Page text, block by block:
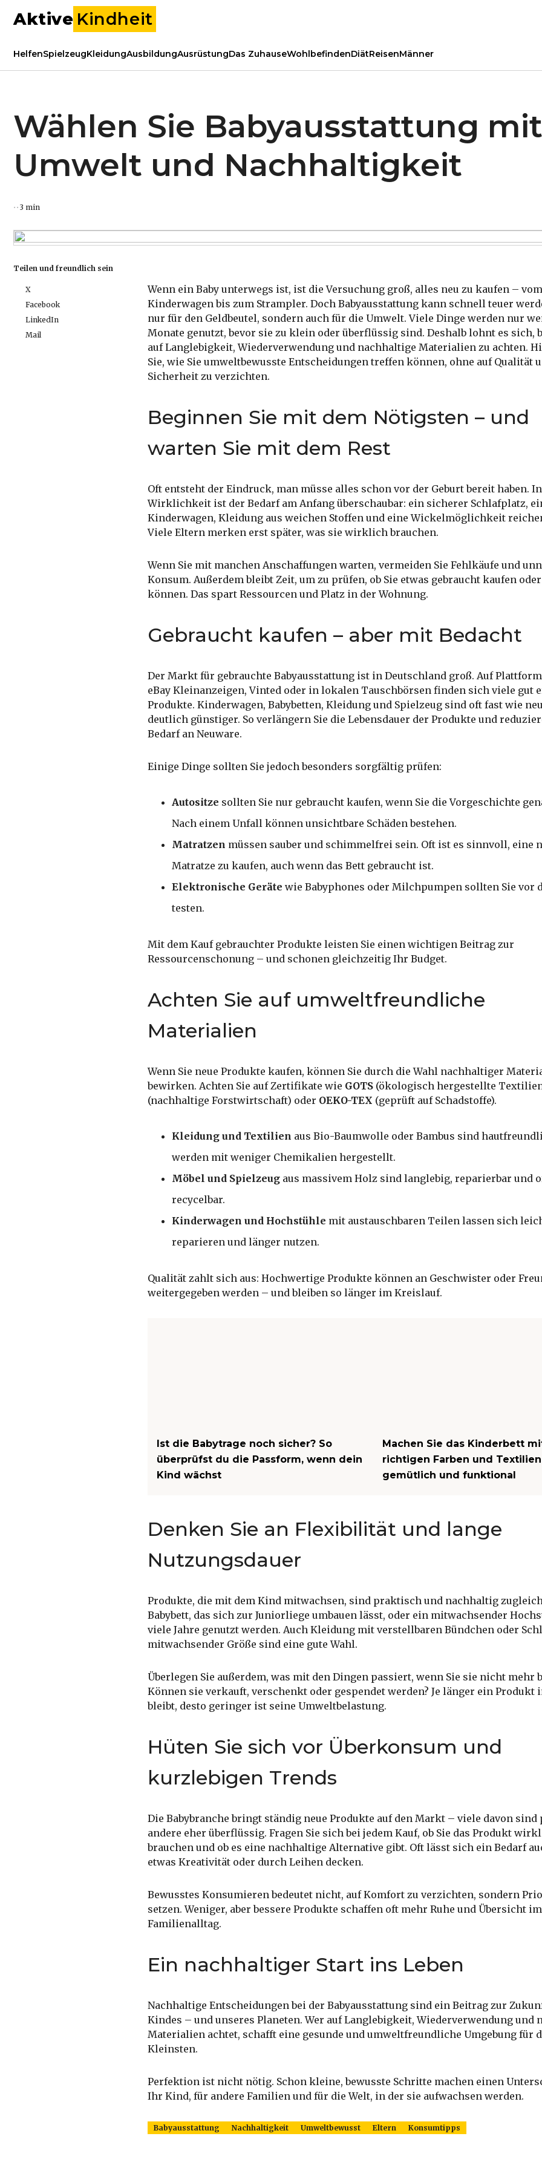
Aktive Kindheit
HelfenSpielzeugKleidungAusbildungAusrüstungDas ZuhauseWohlbefindenDiätReisenMänner
Wählen Sie Babyausstattung
Umwelt und Nachhaltigkeit
3 min
Wenn ein Baby unterwegs ist, ist die Versuchung groß, alles neu zu kaufen – vom
Kinderwagen bis zum Strampler. Doch Babyausstattung kann schnell teuer
nur für den Geldbeutel, sondern auch für die Umwelt. Viele Dinge werden nur
Monate genutzt, bevor sie zu klein oder überflüssig sind. Deshalb lohnt es sich,
auf Langlebigkeit, Wiederverwendung und nachhaltige Materialien zu achten.
Sie, wie Sie umweltbewusste Entscheidungen treffen können, ohne auf Qualität
Sicherheit zu verzichten.
Beginnen Sie mit dem Nötigsten – und
warten Sie mit dem Rest
Oft entsteht der Eindruck, man müsse alles schon vor der Geburt bereit haben. In
Wirklichkeit ist der Bedarf am Anfang überschaubar: ein sicherer Schlafplatz,
Kinderwagen, Kleidung aus weichen Stoffen und eine Wickelmöglichkeit
Viele Eltern merken erst später, was sie wirklich brauchen.
Wenn Sie mit manchen Anschaffungen warten, vermeiden Sie Fehlkäufe und
Konsum. Außerdem bleibt Zeit, um zu prüfen, ob Sie etwas gebraucht kaufen
können. Das spart Ressourcen und Platz in der Wohnung.
Gebraucht kaufen – aber mit Bedacht
Der Markt für gebrauchte Babyausstattung ist in Deutschland groß. Auf
eBay Kleinanzeigen, Vinted oder in lokalen Tauschbörsen finden sich viele gut
Produkte. Kinderwagen, Babybetten, Kleidung und Spielzeug sind oft fast wie
deutlich günstiger. So verlängern Sie die Lebensdauer der Produkte und
Bedarf an Neuware.
Einige Dinge sollten Sie jedoch besonders sorgfältig prüfen:
Autositze sollten Sie nur gebraucht kaufen, wenn Sie die Vorgeschichte
Nach einem Unfall können unsichtbare Schäden bestehen.
Matratzen müssen sauber und schimmelfrei sein. Oft ist es sinnvoll, eine
Matratze zu kaufen, auch wenn das Bett gebraucht ist.
Elektronische Geräte wie Babyphones oder Milchpumpen sollten Sie vor
testen.
Mit dem Kauf gebrauchter Produkte leisten Sie einen wichtigen Beitrag zur
Ressourcenschonung – und schonen gleichzeitig Ihr Budget.
Achten Sie auf umweltfreundliche
Materialien
Wenn Sie neue Produkte kaufen, können Sie durch die Wahl nachhaltiger
bewirken. Achten Sie auf Zertifikate wie GOTS(ökologisch hergestellte
(nachhaltige Forstwirtschaft) oder OEKO-TEX (geprüft auf Schadstoffe).
Kleidung und Textilien aus Bio-Baumwolle oder Bambus sind
werden mit weniger Chemikalien hergestellt.
Möbel und Spielzeugaus massivem Holz sind langlebig, reparierbar und
recycelbar.
Kinderwagen und Hochstühle mit austauschbaren Teilen lassen sich
reparieren und länger nutzen.
Qualität zahlt sich aus: Hochwertige Produkte können an Geschwister oder
weitergegeben werden – und bleiben so länger im Kreislauf.
Ist die Babytrage noch sicher? So
überprüfst du die Passform, wenn dein
Kind wächst
Machen Sie das Kinderbett
richtigen Farben und Textilien
gemütlich und funktional
Denken Sie an Flexibilität und lange
Nutzungsdauer
Produkte, die mit dem Kind mitwachsen, sind praktisch und nachhaltig
Babybett, das sich zur Juniorliege umbauen lässt, oder ein mitwachsender
viele Jahre genutzt werden. Auch Kleidung mit verstellbaren Bündchen oder
mitwachsender Größe sind eine gute Wahl.
Überlegen Sie außerdem, was mit den Dingen passiert, wenn Sie sie nicht mehr
Können sie verkauft, verschenkt oder gespendet werden? Je länger ein Produkt
bleibt, desto geringer ist seine Umweltbelastung.
Hüten Sie sich vor Überkonsum und
kurzlebigen Trends
Die Babybranche bringt ständig neue Produkte auf den Markt – viele davon
andere eher überflüssig. Fragen Sie sich bei jedem Kauf, ob Sie das Produkt
brauchen und ob es eine nachhaltige Alternative gibt. Oft lässt sich ein Bedarf
etwas Kreativität oder durch Leihen decken.
Bewusstes Konsumieren bedeutet nicht, auf Komfort zu verzichten, sondern
setzen. Weniger, aber bessere Produkte schaffen oft mehr Ruhe und Übersicht im
Familienalltag.
Ein nachhaltiger Start ins Leben
Nachhaltige Entscheidungen bei der Babyausstattung sind ein Beitrag zur
Kindes – und unseres Planeten. Wer auf Langlebigkeit, Wiederverwendung und
Materialien achtet, schafft eine gesunde und umweltfreundliche Umgebung für
Kleinsten.
Perfektion ist nicht nötig. Schon kleine, bewusste Schritte machen einen
Ihr Kind, für andere Familien und für die Welt, in der sie aufwachsen werden.
Babyausstattung Nachhaltigkeit Umweltbewusst Eltern Konsumtipps
Teilen und freundlich sein
X
Facebook
LinkedIn
Mail